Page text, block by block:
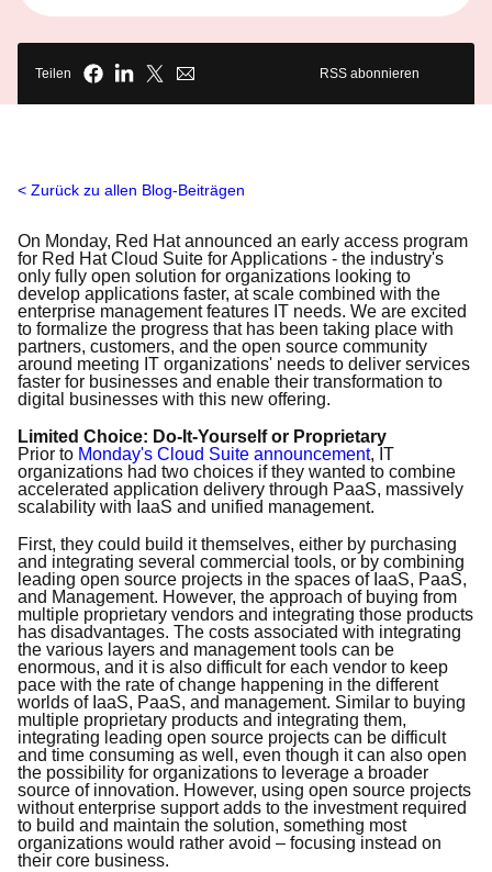
Teilen RSS abonnieren
Zurück zu allen Blog-Beiträgen
On Monday, Red Hat announced an early access program
for Red Hat Cloud Suite for Applications - the industry's
only fully open solution for organizations looking to
develop applications faster, at scale combined with the
enterprise management features IT needs. We are excited
to formalize the progress that has been taking place with
partners, customers, and the open source community
around meeting IT organizations' needs to deliver services
faster for businesses and enable their transformation to
digital businesses with this new offering.
Limited Choice: Do-It-Yourself or Proprietary
Prior to Monday's Cloud Suite announcement, IT
organizations had two choices if they wanted to combine
accelerated application delivery through PaaS, massively
scalability with IaaS and unified management.
First, they could build it themselves, either by purchasing
and integrating several commercial tools, or by combining
leading open source projects in the spaces of IaaS, PaaS,
and Management. However, the approach of buying from
multiple proprietary vendors and integrating those products
has disadvantages. The costs associated with integrating
the various layers and management tools can be
enormous, and it is also difficult for each vendor to keep
pace with the rate of change happening in the different
worlds of IaaS, PaaS, and management. Similar to buying
multiple proprietary products and integrating them,
integrating leading open source projects can be difficult
and time consuming as well, even though it can also open
the possibility for organizations to leverage a broader
source of innovation. However, using open source projects
without enterprise support adds to the investment required
to build and maintain the solution, something most
organizations would rather avoid – focusing instead on
their core business.